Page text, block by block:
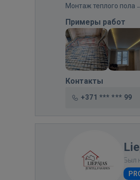
Монтаж теплого пола
Примеры работ
Контакты
+371 *** *** 99
Был